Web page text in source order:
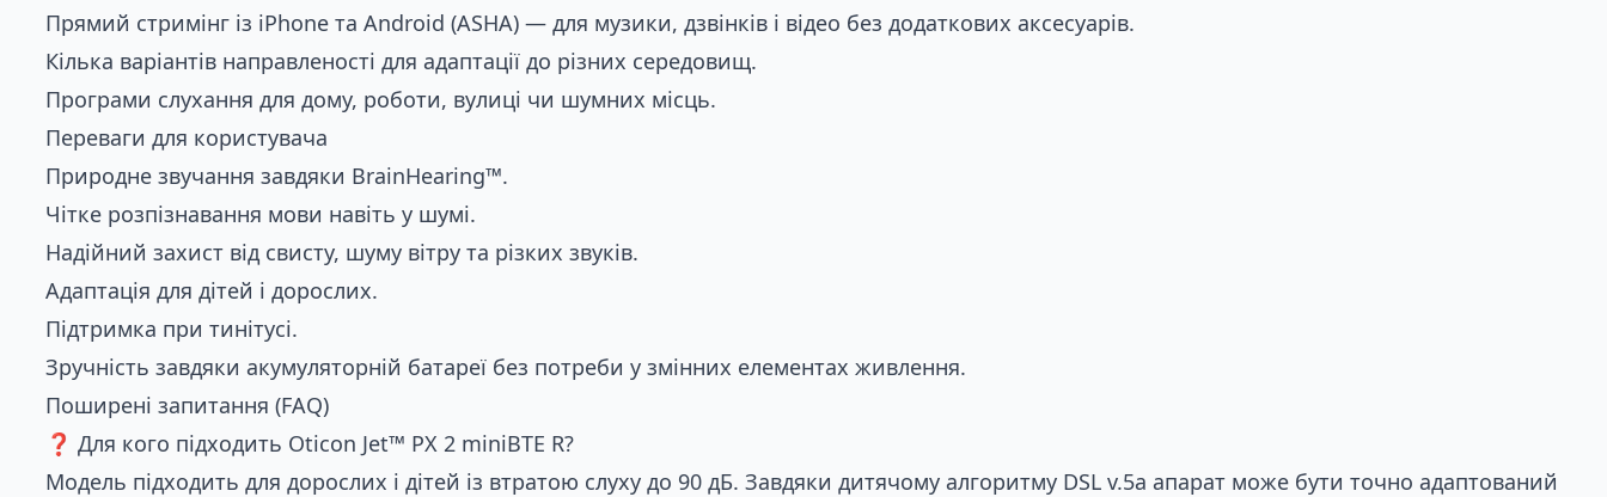
Прямий стримінг із iPhone та Android (ASHA) — для музики, дзвінків і відео без додаткових аксесуарів.
Кілька варіантів направленості для адаптації до різних середовищ.
Програми слухання для дому, роботи, вулиці чи шумних місць.
Переваги для користувача
Природне звучання завдяки BrainHearing™.
Чітке розпізнавання мови навіть у шумі.
Надійний захист від свисту, шуму вітру та різких звуків.
Адаптація для дітей і дорослих.
Підтримка при тинітусі.
Зручність завдяки акумуляторній батареї без потреби у змінних елементах живлення.
Поширені запитання (FAQ)
❓ Для кого підходить Oticon Jet™ PX 2 miniBTE R?
Модель підходить для дорослих і дітей із втратою слуху до 90 дБ. Завдяки дитячому алгоритму DSL v.5a апарат може бути точно адаптований